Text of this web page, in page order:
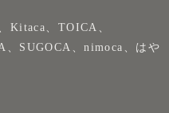
Kitaca、TOICA、
、SUGOCA、nimoca、はや